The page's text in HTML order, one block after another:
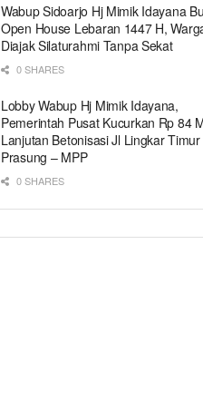
Wabup Sidoarjo Hj Mimik Idayana
Open House Lebaran 1447 H,
Diajak Silaturahmi Tanpa Sekat
0 SHARES
Lobby Wabup Hj Mimik Idayana,
Pemerintah Pusat Kucurkan Rp 84
Lanjutan Betonisasi Jl Lingkar Timur
Prasung – MPP
0 SHARES